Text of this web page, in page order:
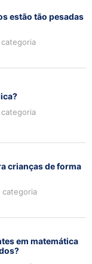
estão tão pesadas
categoria
categoria
crianças de forma
categoria
em matemática